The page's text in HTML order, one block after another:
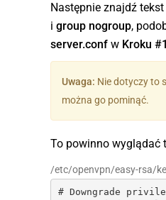
Następnie znajdź
i group nogroup,
server.conf w Kroku #1
Uwaga: Nie dotyczy to
można go pominąć.
To powinno wyglądać
/etc/openvpn/easy-rsa/
# Downgrade